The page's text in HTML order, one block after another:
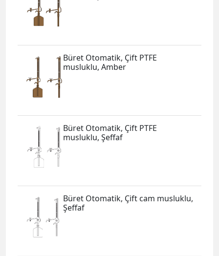
Büret Otomatik, Çift PTFE
musluklu, Amber
Büret Otomatik, Çift PTFE
musluklu, Şeffaf
Büret Otomatik, Çift cam musluklu,
Şeffaf